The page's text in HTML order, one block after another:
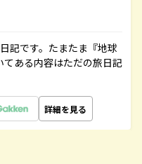
記です。たまたま『地球
ある内容はただの旅日記
詳細を見る